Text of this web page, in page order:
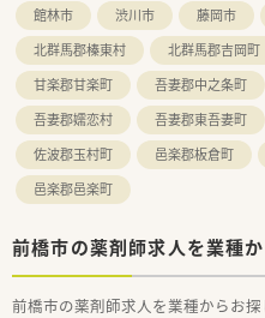
館林市
渋川市 藤岡市
北群馬郡榛東村
北群馬郡吉岡町
甘楽郡甘楽町
吾妻郡中之条町
吾妻郡嬬恋村
吾妻郡東吾妻町
佐波郡玉村町
邑楽郡板倉町
邑楽郡邑楽町
前橋市の薬剤師求人を業種
前橋市の薬剤師求人を業種からお探